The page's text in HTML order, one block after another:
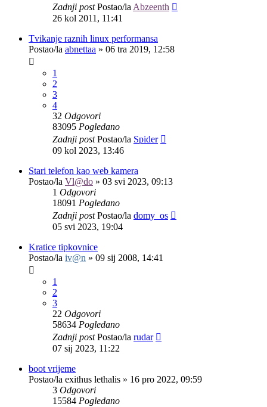
Zadnji postPostao/la Abzeenth
26 kol 2011, 11:41
Tvikanje raznih linux performansa
Postao/la abnettaa » 06 tra 2019, 12:58
1
2
3
4
32 Odgovori
83095 Pogledano
Zadnji postPostao/la Spider
09 kol 2023, 13:46
Stari telefon kao web kamera
Postao/la Vl@do » 03 svi 2023, 09:13
1 Odgovori
18091 Pogledano
Zadnji postPostao/la domy_os
05 svi 2023, 19:04
Kratice tipkovnice
Postao/la iv@n » 09 sij 2008, 14:41
1
2
3
22 Odgovori
58634 Pogledano
Zadnji postPostao/la rudar
07 sij 2023, 11:22
boot vrijeme
Postao/la exithus lethalis » 16 pro 2022, 09:59
3 Odgovori
15584 Pogledano